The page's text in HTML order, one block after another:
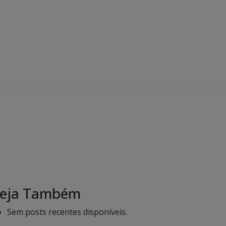
Também
Sem posts recentes disponíveis.